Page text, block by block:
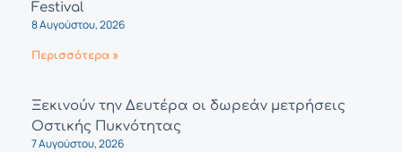
Festival
8 Αυγούστου, 2026
Περισσότερα »
Ξεκινούν την Δευτέρα οι δωρεάν μετρήσεις
Οστικής Πυκνότητας
7 Αυγούστου, 2026